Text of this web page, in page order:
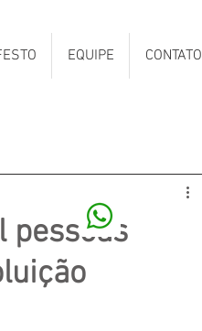
EQUIPE CONTATO
pessoas